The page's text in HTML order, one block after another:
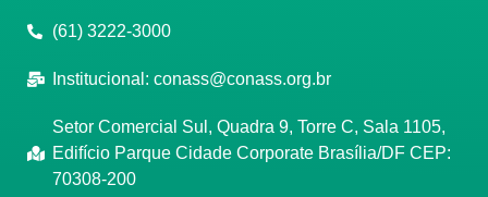
(61) 3222-3000
Institucional: conass@conass.org.br
Setor Comercial Sul, Quadra 9, Torre C, Sala 1105,
Edifício Parque Cidade Corporate Brasília/DF CEP:
70308-200